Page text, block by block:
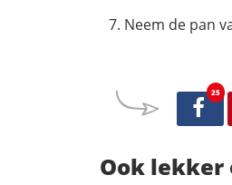
Neem de pan
25
Ook lekker